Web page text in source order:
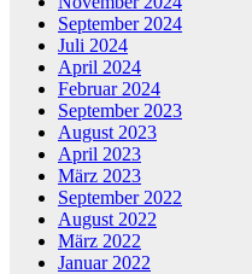
September 2024
Juli 2024
April 2024
Februar 2024
September 2023
August 2023
April 2023
März 2023
September 2022
August 2022
März 2022
Januar 2022